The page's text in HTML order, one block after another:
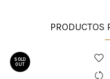
PRODUCTOS
SOLD
OUT